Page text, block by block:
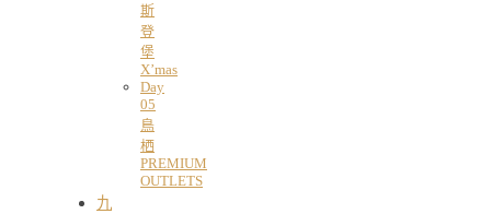
斯
登
堡
X’mas
Day
05
鳥
栖
PREMIUM
OUTLETS
九